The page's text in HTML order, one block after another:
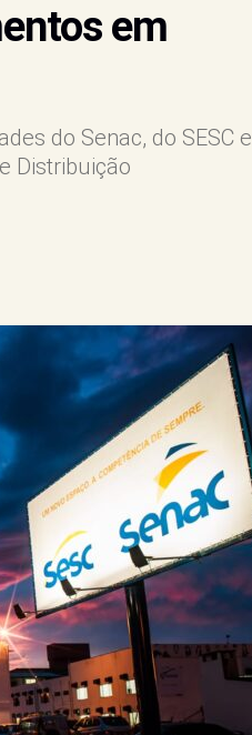
em
do Senac, do SESC e
Distribuição